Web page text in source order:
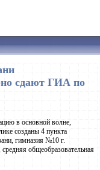
сдают ГИА по
в основной волне,
созданы 4 пункта
гимназия №10 г.
общеобразовательная